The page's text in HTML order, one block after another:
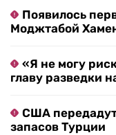
Появилось
Моджтабой
«Я не могу
главу разведки
США передадут
запасов Турции